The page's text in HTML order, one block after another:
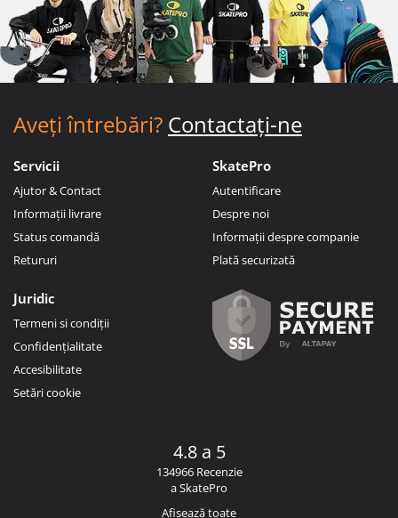
Aveți întrebări? Contactați-ne
Servicii
Ajutor & Contact
Informații livrare
Status comandă
Retururi
SkatePro
Autentificare
Despre noi
Informații despre companie
Plată securizată
Juridic
Termeni si condiții
Confidențialitate
Accesibilitate
Setări cookie
4.8 a 5
134966 Recenzie
a SkatePro
Afișează toate